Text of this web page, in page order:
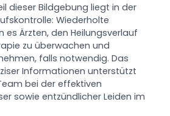
dieser Bildgebung liegt in der
Wiederholte
Ärzten, den Heilungsverlauf
zu überwachen und
falls notwendig. Das
Informationen unterstützt
bei der effektiven
sowie entzündlicher Leiden im